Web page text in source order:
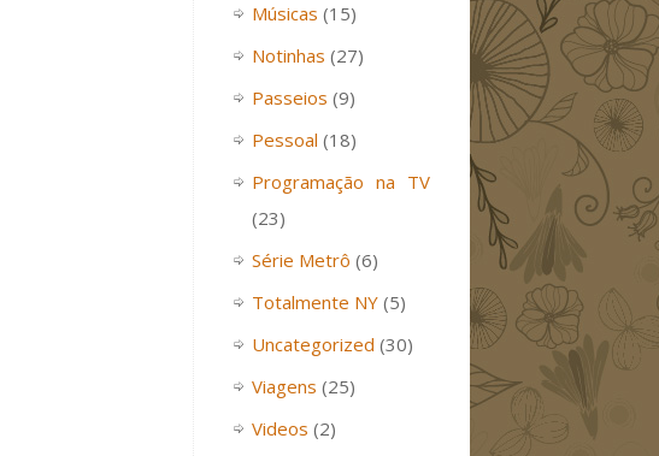
Músicas (15)
Notinhas (27)
Passeios (9)
Pessoal (18)
Programação na TV
(23)
Série Metrô (6)
Totalmente NY (5)
Uncategorized (30)
Viagens (25)
Videos (2)